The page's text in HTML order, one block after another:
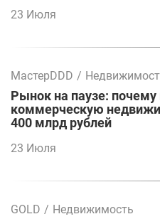
23 Июля
МастерDDD /
Рынок на паузе: почему
коммерческую
400 млрд рублей
23 Июля
GOLD / Недвижимость